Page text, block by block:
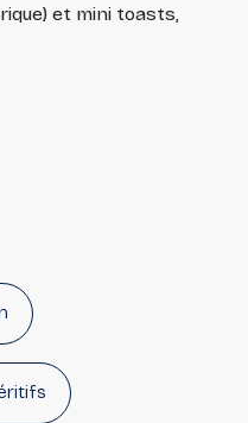
et mini toasts,